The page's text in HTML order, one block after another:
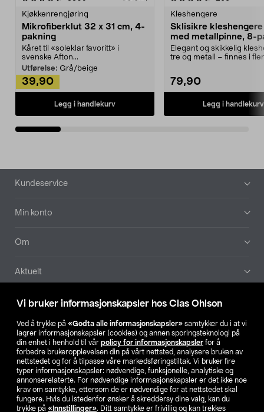
Vi bruker informasjonskapsler hos Clas Ohlson
Ved å trykke på «Godta alle informasjonskapsler» samtykker du i at vi
lagrer informasjonskapsler (cookies) og annen sporingsteknologi på
din enhet i henhold til vår policy for informasjonskapsler for å
forbedre brukeropplevelsen din på vårt nettsted, analysere bruken av
nettstedet og for å tilpasse våre markedsføringstiltak. Vi bruker fire
typer informasjonskapsler: nødvendige, funksjonelle, analytiske og
annonserelaterte. For nødvendige informasjonskapsler er det ikke noe
krav om samtykke, ettersom de er nødvendige for at nettstedet skal
fungere. Hvis du istedenfor ønsker å skreddersy dine valg, kan du
trykke på «Innstillinger». Ditt samtykke er frivillig og kan trekkes
Kjøkkenrengjøring
Mikrofiberklut 32 x 31 cm, 4-
pakning
Kåret til «soleklar favoritt» i
svenske Afton...
Utførelse: Grå/beige
39,90
Legg i handlekurv
Kleshengere
Sklisikre
med metallpinne, 8-
Elegant og skikkelig
tre og metall – finnes i
79,90
Legg i handlekurv
Bunntekst
Kundeservice
Min konto
Om
Aktuelt
Våre selskaper
Finn din butikk
SE NO FI